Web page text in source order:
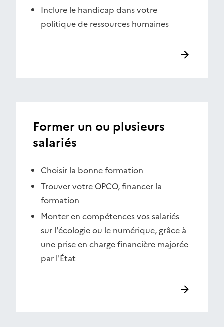
Inclure le handicap dans votre
politique de ressources humaines
Former un ou plusieurs
salariés
Choisir la bonne formation
Trouver votre OPCO, financer la
formation
Monter en compétences vos salariés
sur l'écologie ou le numérique, grâce à
une prise en charge financière majorée
par l'État